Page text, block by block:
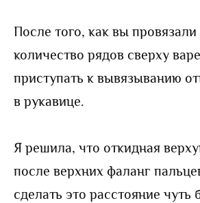
После того, как вы
количество рядов сверху
приступать к вывязыванию
в рукавице.
Я решила, что откидная
после верхних фаланг
сделать это расстояние